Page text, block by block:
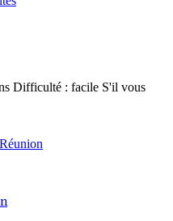
Difficulté : facile S'il vous